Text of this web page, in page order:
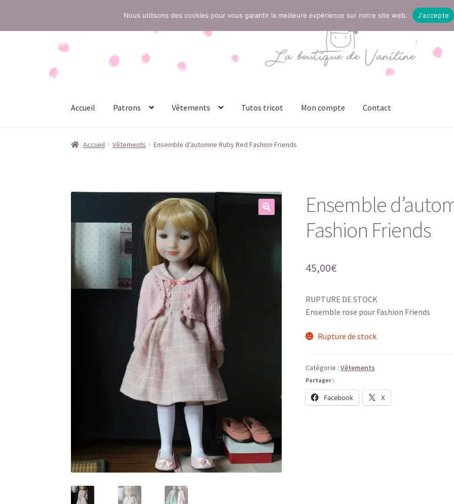
Accueil Patrons Vêtements Tutos tricot Mon compte Contact
Accueil Conditions générales de vente Contact Mentions légales
Accueil Vêtements Ensemble d’automne Ruby Red Fashion Friends
Ensemble
Fashion Friends
45,00€
RUPTURE DE STOCK
Ensemble rose pour Fashion Friends
Rupture de stock
Catégorie : Vêtements
Partager :
Facebook X
Nous utilisons des cookies pour vous garantir la meilleure expérience sur notre site web. J'accepte